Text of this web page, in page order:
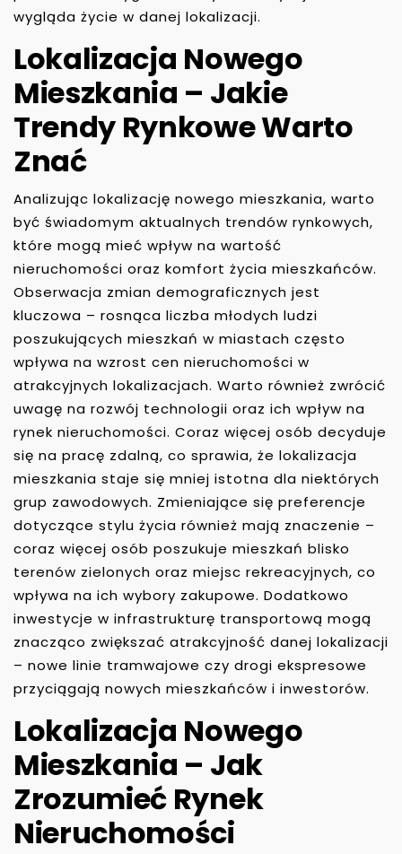
wygląda życie w danej lokalizacji.
Lokalizacja Nowego
Mieszkania – Jakie
Trendy Rynkowe Warto
Znać
Analizując lokalizację nowego mieszkania, warto
być świadomym aktualnych trendów rynkowych,
które mogą mieć wpływ na wartość
nieruchomości oraz komfort życia mieszkańców.
Obserwacja zmian demograficznych jest
kluczowa – rosnąca liczba młodych ludzi
poszukujących mieszkań w miastach często
wpływa na wzrost cen nieruchomości w
atrakcyjnych lokalizacjach. Warto również zwrócić
uwagę na rozwój technologii oraz ich wpływ na
rynek nieruchomości. Coraz więcej osób decyduje
się na pracę zdalną, co sprawia, że lokalizacja
mieszkania staje się mniej istotna dla niektórych
grup zawodowych. Zmieniające się preferencje
dotyczące stylu życia również mają znaczenie –
coraz więcej osób poszukuje mieszkań blisko
terenów zielonych oraz miejsc rekreacyjnych, co
wpływa na ich wybory zakupowe. Dodatkowo
inwestycje w infrastrukturę transportową mogą
znacząco zwiększać atrakcyjność danej lokalizacji
– nowe linie tramwajowe czy drogi ekspresowe
przyciągają nowych mieszkańców i inwestorów.
Lokalizacja Nowego
Mieszkania – Jak
Zrozumieć Rynek
Nieruchomości